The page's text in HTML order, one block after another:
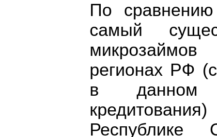
По
самый
регионах РФ
в данном
Республике